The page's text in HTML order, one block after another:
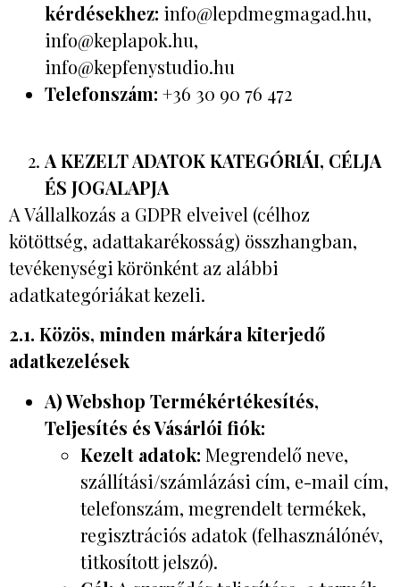
kérdésekhez: info@lepdmegmagad.hu,
info@keplapok.hu,
info@kepfenystudio.hu
Telefonszám: +36 30 90 76 472
A KEZELT ADATOK KATEGÓRIÁI, CÉLJA
ÉS JOGALAPJA
A Vállalkozás a GDPR elveivel (célhoz
kötöttség, adattakarékosság) összhangban,
tevékenységi körönként az alábbi
adatkategóriákat kezeli.
2.1. Közös, minden márkára kiterjedő
adatkezelések
A) Webshop Termékértékesítés,
Teljesítés és Vásárlói fiók:
Kezelt adatok: Megrendelő neve,
szállítási/számlázási cím, e-mail cím,
telefonszám, megrendelt termékek,
regisztrációs adatok (felhasználónév,
titkosított jelszó).